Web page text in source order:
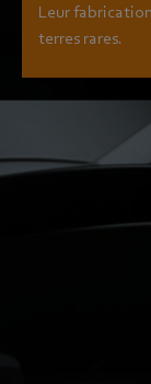
Leur
terres rares.